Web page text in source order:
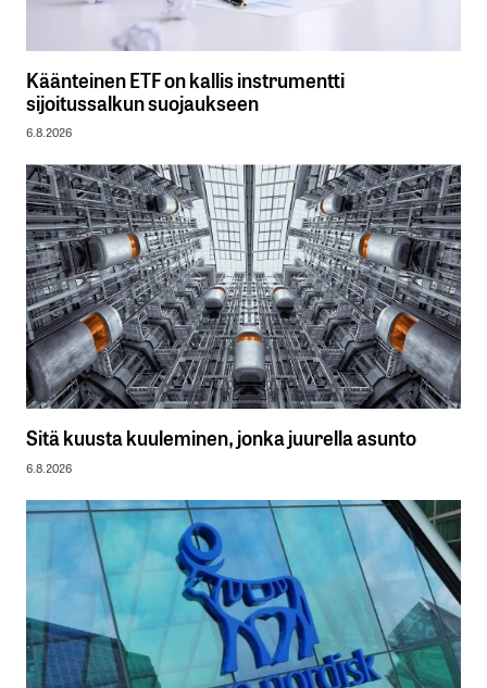
Käänteinen ETF on kallis instrumentti
sijoitussalkun suojaukseen
6.8.2026
Sitä kuusta kuuleminen, jonka juurella asunto
6.8.2026